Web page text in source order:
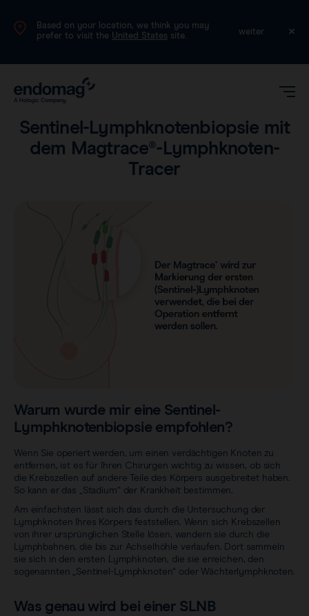
Based on your location, we think you may
prefer to visit the United States site. weiter
DE
Klinische Daten
Leitfaden für Patienten
Sentinel-Lymphknotenbiopsie mit
dem Magtrace®-Lymphknoten-
Tracer
Warum wurde mir eine Sentinel-
Lymphknotenbiopsie empfohlen?
Wenn Sie operiert werden, um einen verdächtigen Knoten zu
entfernen, ist es für Ihren Chirurgen wichtig zu wissen, ob sich
die Krebszellen auf andere Teile des Körpers ausgebreitet haben.
So kann er das „Stadium“ der Krankheit bestimmen.
Am einfachsten lässt sich das durch die Untersuchung der
Lymphknoten Ihres Körpers feststellen. Wenn sich Krebszellen
von ihrer ursprünglichen Stelle lösen, wandern sie durch die
Lymphbahnen, die bis zur Achselhöhle verlaufen. Dort sammeln
sie sich in den ersten Lymphknoten, die sie erreichen, den
sogenannten „Sentinel-Lymphknoten“ oder Wächterlymphknoten.
Was genau wird bei einer SLNB